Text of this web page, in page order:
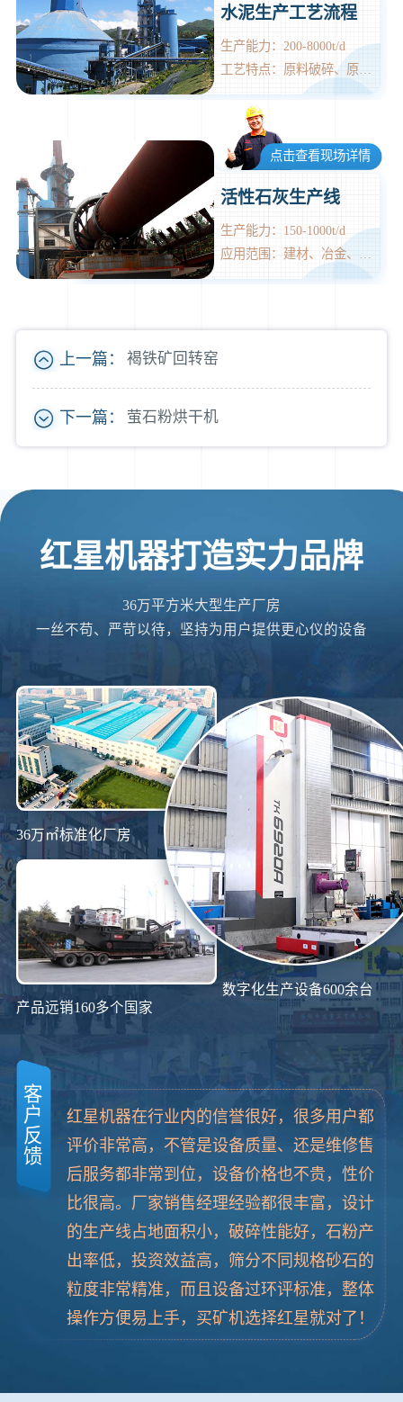
水泥生产工艺流程
生产能力：200-8000t/d
点击查看现场详情
活性石灰生产线
生产能力：150-1000t/d
上一篇： 褐铁矿回转窑
下一篇： 萤石粉烘干机
红星机器打造实力品牌
36万平方米大型生产厂房
一丝不苟、严苛以待，坚持为用户提供更心仪的设备
36万㎡标准化厂房
产品远销160多个国家
数字化生产设备600余台
客
户
反
馈
红星机器在行业内的信誉很好，很多用户都
评价非常高，不管是设备质量、还是维修售
后服务都非常到位，设备价格也不贵，性价
比很高。厂家销售经理经验都很丰富，设计
的生产线占地面积小，破碎性能好，石粉产
出率低，投资效益高，筛分不同规格砂石的
粒度非常精准，而且设备过环评标准，整体
操作方便易上手，买矿机选择红星就对了！